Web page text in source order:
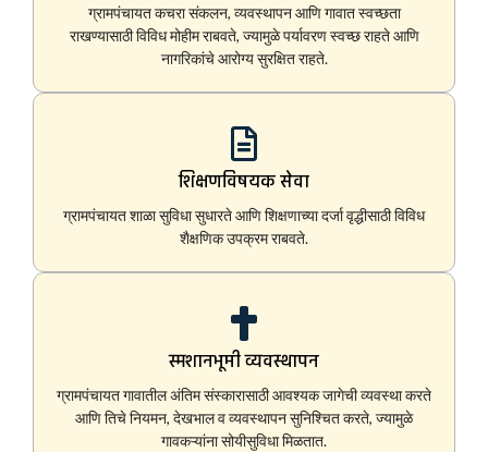
ग्रामपंचायत कचरा संकलन, व्यवस्थापन आणि गावात स्वच्छता
राखण्यासाठी विविध मोहीम राबवते, ज्यामुळे पर्यावरण स्वच्छ राहते आणि
नागरिकांचे आरोग्य सुरक्षित राहते.
शिक्षणविषयक सेवा
ग्रामपंचायत शाळा सुविधा सुधारते आणि शिक्षणाच्या दर्जा वृद्धीसाठी विविध
शैक्षणिक उपक्रम राबवते.
स्मशानभूमी व्यवस्थापन
ग्रामपंचायत गावातील अंतिम संस्कारासाठी आवश्यक जागेची व्यवस्था करते
आणि तिचे नियमन, देखभाल व व्यवस्थापन सुनिश्चित करते, ज्यामुळे
गावकऱ्यांना सोयीसुविधा मिळतात.